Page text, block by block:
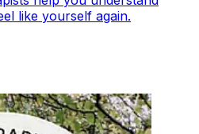
like yourself again.